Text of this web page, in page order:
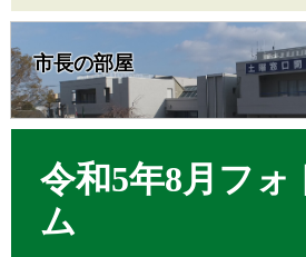
市長の部屋
令和5年8月フォ
ム